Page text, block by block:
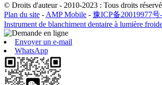
© Droits d'auteur - 2010-2023 : Tous droits
Plan du site - AMP Mobile - 豫ICP备20019977号
Instrument de blanchiment dentaire à lumière
Envoyer un e-mail
WhatsApp